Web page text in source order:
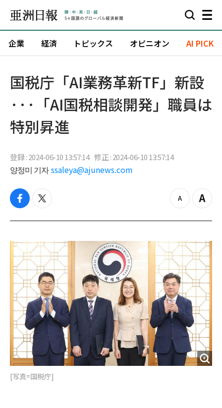
企業 経済 トピックス オピニオン AI PICK
国税庁「AI業務革新TF」新設
···「AI国税相談開発」職員は
特別昇進
登録 : 2024-06-10 13:57:14 修正 : 2024-06-10 13:57:14
양정미 기자 ssaleya@ajunews.com
f
c
b
o
o
k
t
i
t
e
r
z
o
o
u
t
Z
o
i
n
[写真=国税庁]